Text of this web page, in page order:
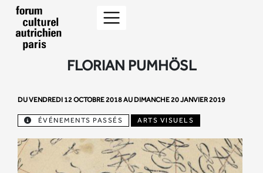
FLORIAN PUMHÖSL
DU VENDREDI 12 OCTOBRE 2018 AU DIMANCHE 20 JANVIER 2019
ÉVÉNEMENTS PASSÉS ARTS VISUELS